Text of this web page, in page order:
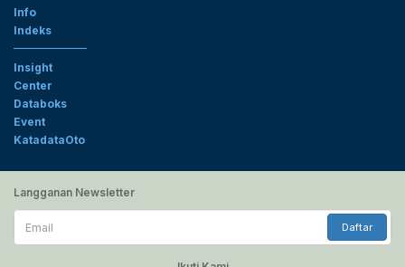
Info
Indeks
Insight
Center
Databoks
Event
KatadataOto
Langganan Newsletter
Email
Daftar